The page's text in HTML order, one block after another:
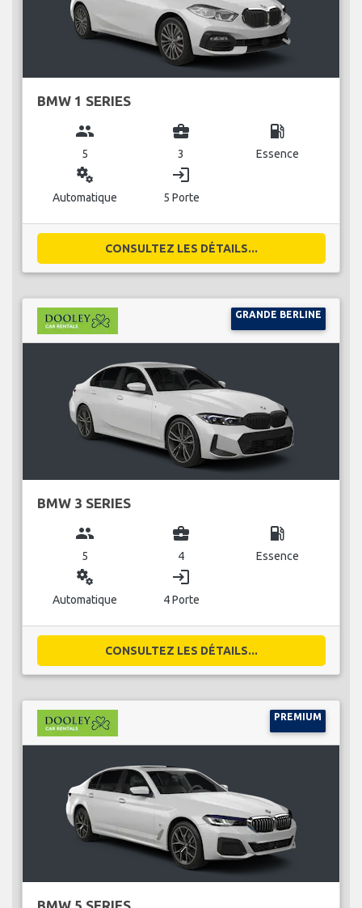
BMW 1 SERIES
group
5
business_center
3
local_gas_station
Essence
miscellaneous_services
Automatique
login
5 Porte
CONSULTEZ LES DÉTAILS...
GRANDE BERLINE
BMW 3 SERIES
group
5
business_center
4
local_gas_station
Essence
miscellaneous_services
Automatique
login
4 Porte
CONSULTEZ LES DÉTAILS...
PREMIUM
BMW 5 SERIES